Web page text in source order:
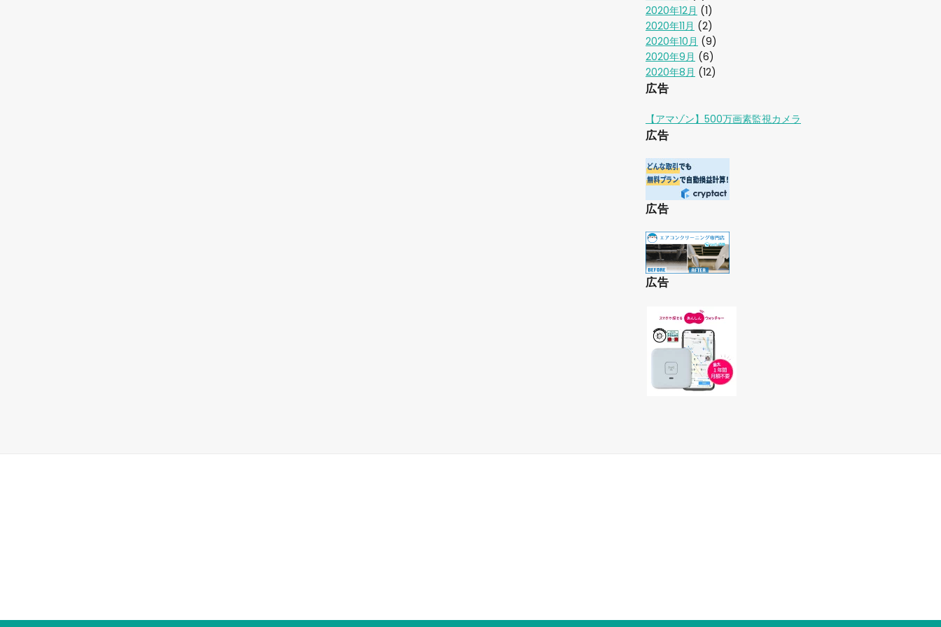
2020年12月 (1)
2020年11月 (2)
2020年10月 (9)
2020年9月 (6)
2020年8月 (12)
広告
【アマゾン】500万画素監視カメラ
広告
広告
広告